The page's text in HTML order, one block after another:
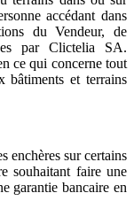
accédant dans
du Vendeur, de
par Clictelia SA.
ce qui concerne tout
bâtiments et terrains
enchères sur certains
souhaitant faire une
garantie bancaire en